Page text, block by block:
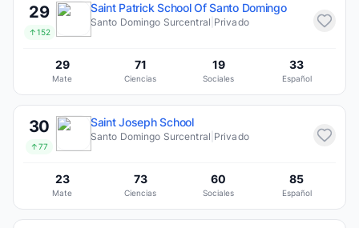
29
↑152
Saint Patrick School Of Santo Domingo
Santo Domingo Surcentral Privado
29
Mate
71
Ciencias
19
Sociales
33
Español
30
↑77
Saint Joseph School
Santo Domingo Surcentral Privado
23
Mate
73
Ciencias
60
Sociales
85
Español